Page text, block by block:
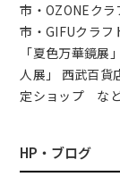
市・OZONEク
市・GIFUクラ
「夏色万華
人展」 西武百貨
定ショップ な
HP・ブログ